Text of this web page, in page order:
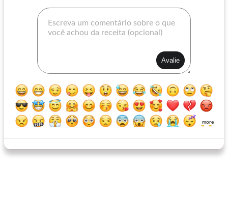
frango caju para dois salada verde mista de mandarim
more